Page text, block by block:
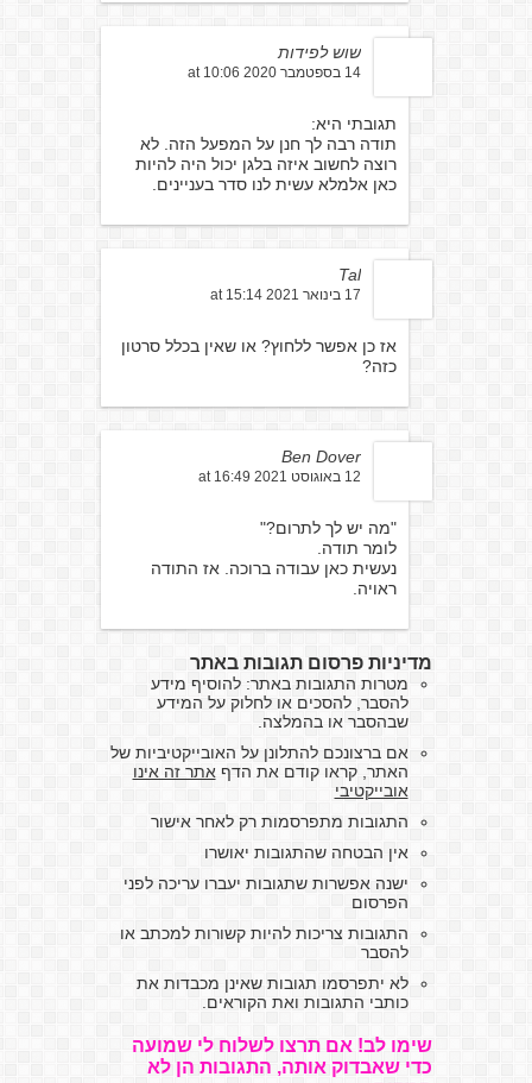
שוש לפידות
14 בספטמבר 2020 at 10:06
תגובתי היא:
תודה רבה לך חנן על המפעל הזה. לא
רוצה לחשוב איזה בלגן יכול היה להיות
כאן אלמלא עשית לנו סדר בעניינים.
Tal
17 בינואר 2021 at 15:14
אז כן אפשר ללחוץ? או שאין בכלל סרטון
כזה?
Ben Dover
12 באוגוסט 2021 at 16:49
"מה יש לך לתרום?"
לומר תודה.
נעשית כאן עבודה ברוכה. אז התודה
ראויה.
מדיניות פרסום תגובות באתר
מטרות התגובות באתר: להוסיף מידע
להסבר, להסכים או לחלוק על המידע
שבהסבר או בהמלצה.
אם ברצונכם להתלונן על האובייקטיביות של
האתר, קראו קודם את הדף אתר זה אינו
אובייקטיבי
התגובות מתפרסמות רק לאחר אישור
אין הבטחה שהתגובות יאושרו
ישנה אפשרות שתגובות יעברו עריכה לפני
הפרסום
התגובות צריכות להיות קשורות למכתב או
להסבר
לא יתפרסמו תגובות שאינן מכבדות את
כותבי התגובות ואת הקוראים.
שימו לב! אם תרצו לשלוח לי שמועה
כדי שאבדוק אותה, התגובות הן לא